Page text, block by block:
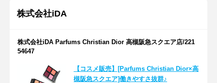
株式会社iDA
株式会社iDA Parfums Christian Dior 高槻阪急スクエア店/221
54647
【コスメ販売】[Parfums Christian Dior×高
槻阪急スクエア]働きやすさ抜群♪